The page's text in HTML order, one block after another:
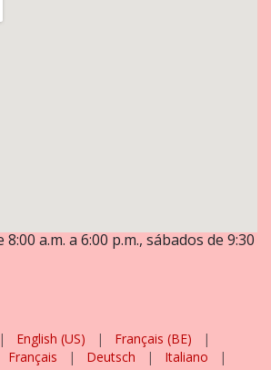
a.m. a 6:00 p.m., sábados de 9:30
| English (US) | Français (BE)
|
Français | Deutsch | Italiano
|